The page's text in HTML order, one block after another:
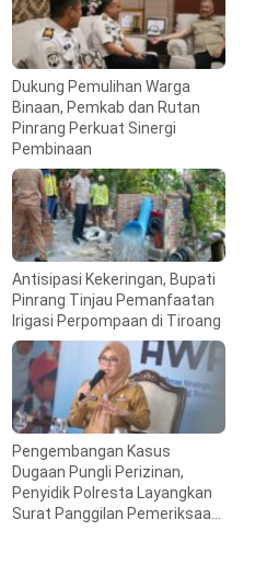
Dukung Pemulihan Warga
Binaan, Pemkab dan Rutan
Pinrang Perkuat Sinergi
Pembinaan
Antisipasi Kekeringan, Bupati
Pinrang Tinjau Pemanfaatan
Irigasi Perpompaan di Tiroang
Pengembangan Kasus
Dugaan Pungli Perizinan,
Penyidik Polresta Layangkan
Surat Panggilan Pemeriksaan